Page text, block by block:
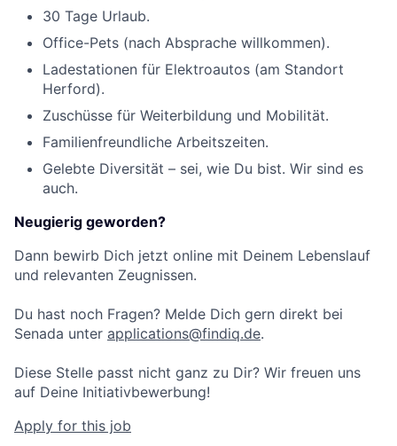
30 Tage Urlaub.
Office-Pets (nach Absprache willkommen).
Ladestationen für Elektroautos (am Standort
Herford).
Zuschüsse für Weiterbildung und Mobilität.
Familienfreundliche Arbeitszeiten.
Gelebte Diversität – sei, wie Du bist. Wir sind es
auch.
Neugierig geworden?
Dann bewirb Dich jetzt online mit Deinem Lebenslauf
und relevanten Zeugnissen.
Du hast noch Fragen? Melde Dich gern direkt bei
Senada unter applications@findiq.de.
Diese Stelle passt nicht ganz zu Dir? Wir freuen uns
auf Deine Initiativbewerbung!
Apply for this job